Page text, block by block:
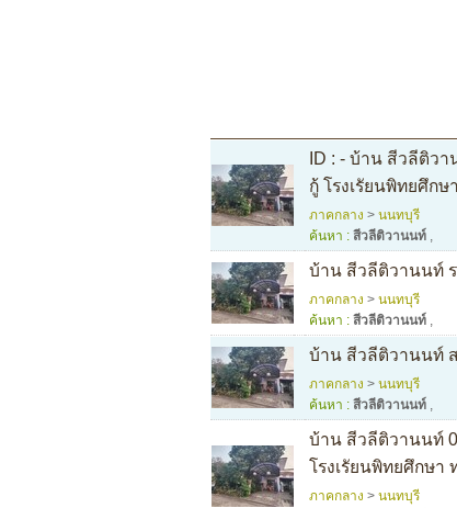
ID : - บ้าน สีวลีติว
กู้ โรงเรัยนพิทยศึกษ
ภาคกลาง > นนทบุรี
ค้นหา : สีวลีติวานนท์ ,
บ้าน สีวลีติวานนท์
ภาคกลาง > นนทบุรี
ค้นหา : สีวลีติวานนท์ ,
บ้าน สีวลีติวานนท์
ภาคกลาง > นนทบุรี
ค้นหา : สีวลีติวานนท์ ,
บ้าน สีวลีติวานนท์ 0
โรงเรัยนพิทยศึกษา
ภาคกลาง > นนทบุรี